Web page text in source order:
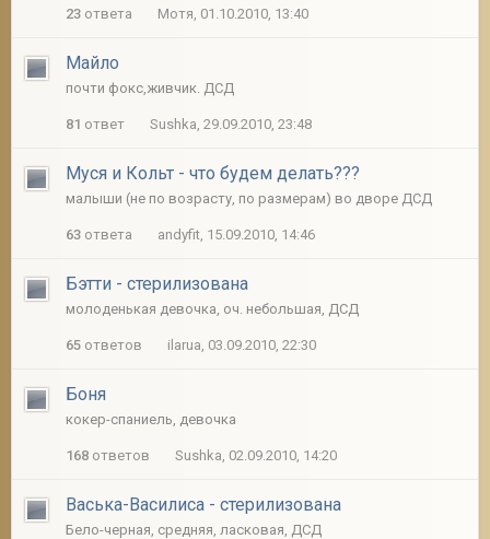
23 ответа Мотя, 01.10.2010, 13:40
Майло
почти фокс,живчик. ДСД
81 ответ Sushka, 29.09.2010, 23:48
Муся и Кольт - что будем делать???
малыши (не по возрасту, по размерам) во дворе ДСД
63 ответа andyfit, 15.09.2010, 14:46
Бэтти - стерилизована
молоденькая девочка, оч. небольшая, ДСД
65 ответов ilarua, 03.09.2010, 22:30
Боня
кокер-спаниель, девочка
168 ответов Sushka, 02.09.2010, 14:20
Васька-Василиса - стерилизована
Бело-черная, средняя, ласковая, ДСД